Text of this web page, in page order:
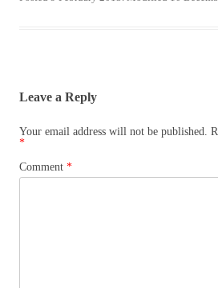
Leave a Reply
Your email address will not be published.
*
Comment *